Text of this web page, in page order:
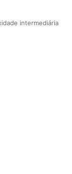
intermediária